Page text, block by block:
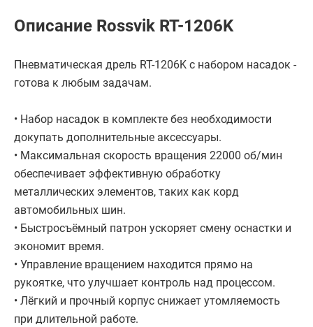
Описание Rossvik RT-1206K
Пневматическая дрель RT-1206K с набором насадок -
готова к любым задачам.
• Набор насадок в комплекте без необходимости
докупать дополнительные аксессуары.
• Максимальная скорость вращения 22000 об/мин
обеспечивает эффективную обработку
металлических элементов, таких как корд
автомобильных шин.
• Быстросъёмный патрон ускоряет смену оснастки и
экономит время.
• Управление вращением находится прямо на
рукоятке, что улучшает контроль над процессом.
• Лёгкий и прочный корпус снижает утомляемость
при длительной работе.